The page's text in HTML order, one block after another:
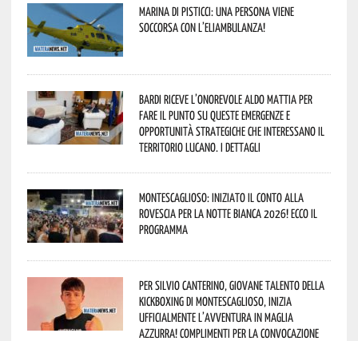
Marina di Pisticci: una persona viene
soccorsa con l’eliambulanza!
Bardi riceve l’onorevole Aldo Mattia per
fare il punto su queste emergenze e
opportunità strategiche che interessano il
territorio lucano. I dettagli
Montescaglioso: iniziato il conto alla
rovescia per la Notte Bianca 2026! Ecco il
programma
Per Silvio Canterino, giovane talento della
kickboxing di Montescaglioso, inizia
ufficialmente l’avventura in maglia
azzurra! Complimenti per la convocazione